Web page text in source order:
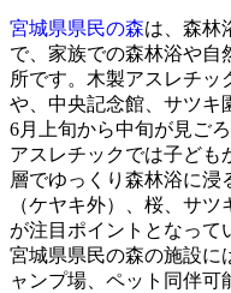
宮城県県民の森は、森林
で、家族での森林浴や自
所です。木製アスレチッ
や、中央記念館、サツキ
6月上旬から中旬が見ご
アスレチックでは子ども
層でゆっくり森林浴に浸
（ケヤキ外）、桜、サ
が注目ポイントとなって
宮城県県民の森の施設に
ャンプ場、ペット同伴可